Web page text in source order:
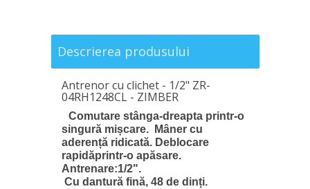
Descrierea produsului
Antrenor cu clichet - 1/2" ZR-
04RH1248CL - ZIMBER
Comutare stânga-dreapta printr-o
singură mișcare. Mâner cu
aderență ridicată.Deblocare
rapidăprintr-o apăsare.
Antrenare:1/2".
Cu dantură fină, 48 de dinți.